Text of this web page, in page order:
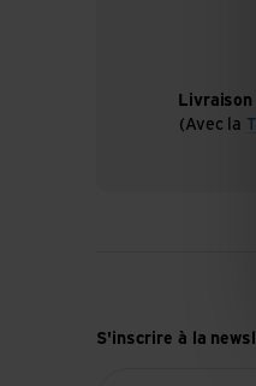
Livraison
(Avec la
S'inscrire à la